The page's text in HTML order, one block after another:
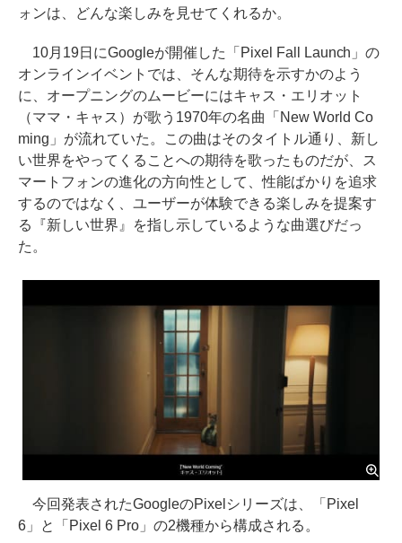
ォンは、どんな楽しみを見せてくれるか。
10月19日にGoogleが開催した「Pixel Fall Launch」の
オンラインイベントでは、そんな期待を示すかのよう
に、オープニングのムービーにはキャス・エリオット
（ママ・キャス）が歌う1970年の名曲「New World Co
ming」が流れていた。この曲はそのタイトル通り、新し
い世界をやってくることへの期待を歌ったものだが、ス
マートフォンの進化の方向性として、性能ばかりを追求
するのではなく、ユーザーが体験できる楽しみを提案す
る『新しい世界』を指し示しているような曲選びだっ
た。
今回発表されたGoogleのPixelシリーズは、「Pixel
6」と「Pixel 6 Pro」の2機種から構成される。